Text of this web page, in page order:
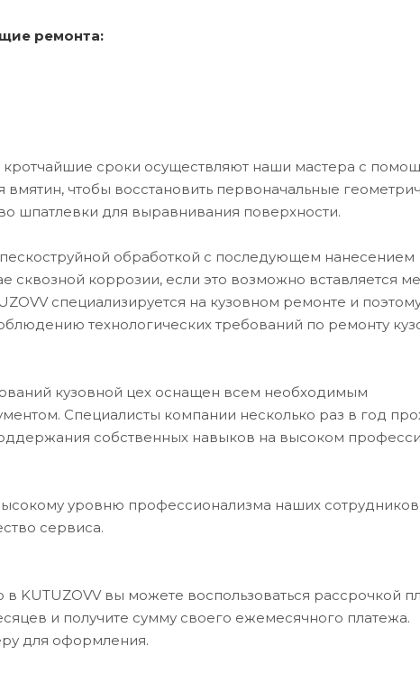
ремонта:
сроки осуществляют наши мастера с
чтобы восстановить первоначальные
шпатлевки для выравнивания поверхности.
обработкой с последующем нанесением
сквозной коррозии, если это возможно вставляется
специализируется на кузовном ремонте и
технологических требований по ремонту
кузовной цех оснащен всем необходимым
Специалисты компании несколько раз в год
собственных навыков на высоком
уровню профессионализма наших
сервиса.
KUTUZOVV вы можете воспользоваться рассрочкой
и получите сумму своего ежемесячного платежа.
для оформления.